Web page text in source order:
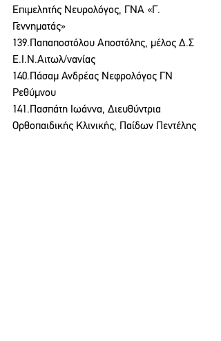
Επιμελητής Νευρολόγος, ΓΝΑ «Γ.
Γεννηματάς»
139.Παπαποστόλου Αποστόλης, μέλος Δ.Σ
Ε.Ι.Ν.Αιτωλ/νανίας
140.Πάσαμ Ανδρέας Νεφρολόγος ΓΝ
Ρεθύμνου
141.Πασπάτη Ιωάννα, Διευθύντρια
Ορθοπαιδικής Κλινικής, Παίδων Πεντέλης